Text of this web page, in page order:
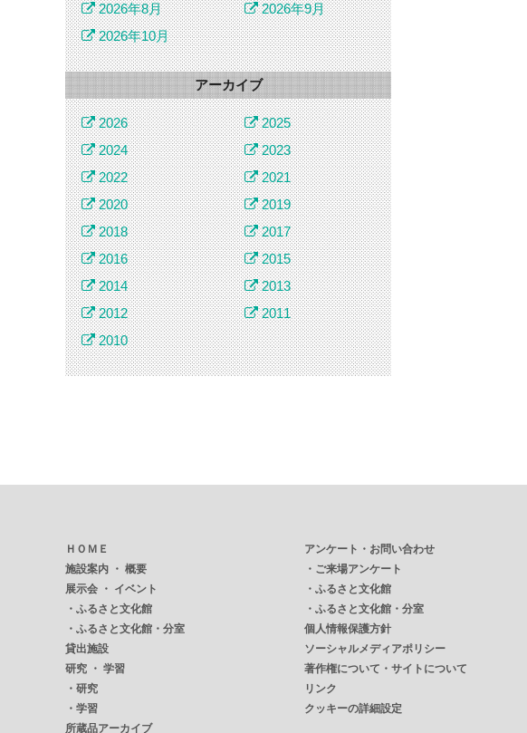
2026年8月
2026年9月
2026年10月
アーカイブ
2026
2025
2024
2023
2022
2021
2020
2019
2018
2017
2016
2015
2014
2013
2012
2011
2010
ＨＯＭＥ
施設案内 ・ 概要
展示会 ・ イベント
・ ふるさと文化館
・ ふるさと文化館・分室
貸出施設
研究 ・ 学習
・ 研究
・ 学習
所蔵品アーカイブ
アンケート・お問い合わせ
・ ご来場アンケート
・ ふるさと文化館
・ ふるさと文化館・分室
個人情報保護方針
ソーシャルメディアポリシー
著作権について・サイトについて
リンク
クッキーの詳細設定